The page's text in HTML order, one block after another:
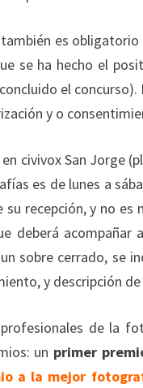
es obligatorio
se ha hecho el
el
y o
civivox San Jorge
es de lunes a
recepción, y no
deberá
sobre cerrado, se
y descripción
de la
un primer
a la mejor